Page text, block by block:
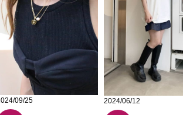
09/25 2024/06/12